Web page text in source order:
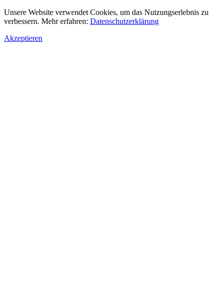
Unsere Website verwendet Cookies, um das Nutzungserlebnis zu
verbessern. Mehr erfahren: Datenschutzerklärung
Akzeptieren